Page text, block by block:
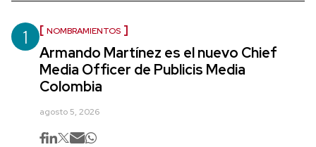
1 NOMBRAMIENTOS
Armando Martínez es el nuevo Chief
Media Officer de Publicis Media
Colombia
agosto 5, 2026